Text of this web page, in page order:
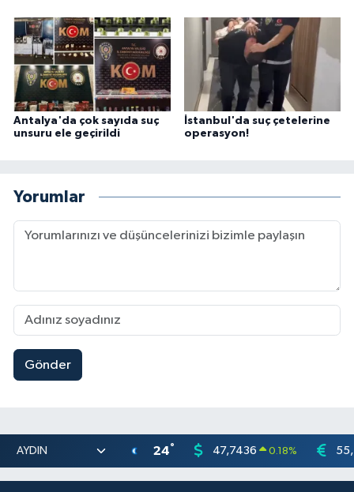
Antalya'da çok sayıda suç
unsuru ele geçirildi
İstanbul'da suç çetelerine
operasyon!
Yorumlar
Gönder
24° 47,7436 0.18%